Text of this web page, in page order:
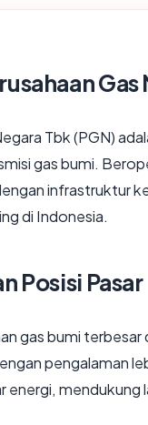
Gas
Tbk (PGN)
gas bumi.
infrastruktur
di Indonesia.
Posisi Pasar
gas bumi
pengalaman
energi, mendukung